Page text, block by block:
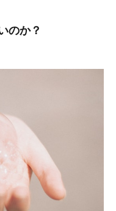
のか？